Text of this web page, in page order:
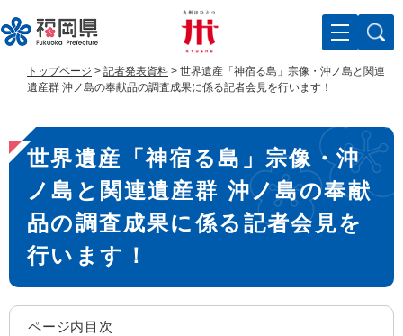
ー
ジ
す
。
ニ
ュ
し
て
トップページ > 記者発表資料 > 世界遺産「神宿る島」宗像・沖ノ島と関連
遺産群 沖ノ島の奉献品の調査成果に係る記者会見を行います！
本
文
世界遺産「神宿る島」宗像・沖
ノ島と関連遺産群 沖ノ島の奉献
品の調査成果に係る記者会見を
行います！
ページ内目次